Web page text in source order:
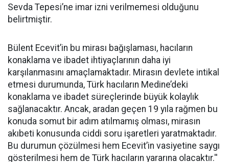
Sevda Tepesi’ne imar izni verilmemesi olduğunu
belirtmiştir.
Bülent Ecevit’in bu mirası bağışlaması, hacıların
konaklama ve ibadet ihtiyaçlarının daha iyi
karşılanmasını amaçlamaktadır. Mirasın devlete intikal
etmesi durumunda, Türk hacıların Medine’deki
konaklama ve ibadet süreçlerinde büyük kolaylık
sağlanacaktır. Ancak, aradan geçen 19 yıla rağmen bu
konuda somut bir adım atılmamış olması, mirasın
akıbeti konusunda ciddi soru işaretleri yaratmaktadır.
Bu durumun çözülmesi hem Ecevit’in vasiyetine saygı
gösterilmesi hem de Türk hacıların yararına olacaktır.''